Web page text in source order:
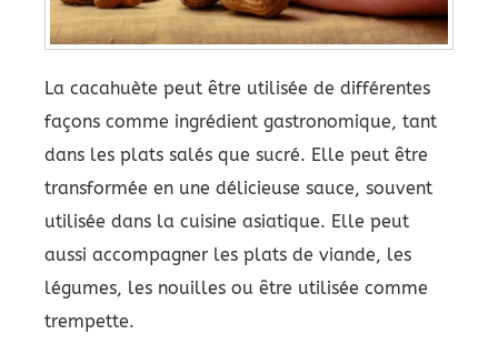
La cacahuète peut être utilisée de différentes
façons comme ingrédient gastronomique, tant
dans les plats salés que sucré. Elle peut être
transformée en une délicieuse sauce, souvent
utilisée dans la cuisine asiatique. Elle peut
aussi accompagner les plats de viande, les
légumes, les nouilles ou être utilisée comme
trempette.